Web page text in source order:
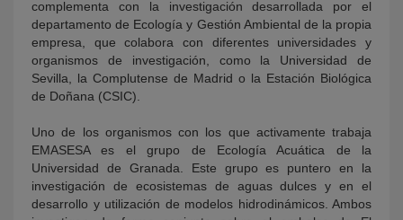
complementa con la investigación desarrollada por el
departamento de Ecología y Gestión Ambiental de la propia
empresa, que colabora con diferentes universidades y
organismos de investigación, como la Universidad de
Sevilla, la Complutense de Madrid o la Estación Biológica
de Doñana (CSIC).
Uno de los organismos con los que activamente trabaja
EMASESA es el grupo de Ecología Acuática de la
Universidad de Granada. Este grupo es puntero en la
investigación de ecosistemas de aguas dulces y en el
desarrollo y utilización de modelos hidrodinámicos. Ambos